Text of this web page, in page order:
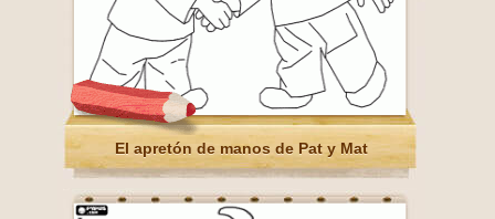
El apretón de manos de Pat y Mat